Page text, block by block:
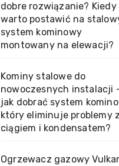
dobre rozwiązanie? Kiedy
warto postawić na
system kominowy
montowany na elewacji?
Kominy stalowe do
nowoczesnych instalacji
jak dobrać system
który eliminuje problemy z
ciągiem i kondensatem?
Ogrzewacz gazowy